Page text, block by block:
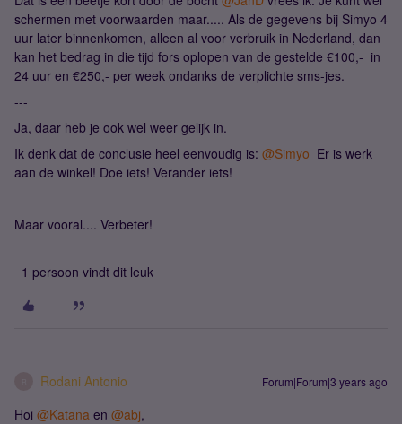
schermen met voorwaarden maar..... Als de gegevens bij Simyo 4
uur later binnenkomen, alleen al voor verbruik in Nederland, dan
kan het bedrag in die tijd fors oplopen van de gestelde €100,- in
24 uur en €250,- per week ondanks de verplichte sms-jes.
---
Ja, daar heb je ook wel weer gelijk in.
Ik denk dat de conclusie heel eenvoudig is: @Simyo Er is werk
aan de winkel! Doe iets! Verander iets!
Maar vooral.... Verbeter!
1 persoon vindt dit leuk
Rodani Antonio Forum|Forum|3 years ago
Hoi @Katana en @abj,